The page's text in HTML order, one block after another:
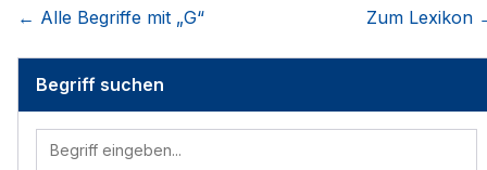
← Alle Begriffe mit „G“ Zum Lexikon
Begriff suchen